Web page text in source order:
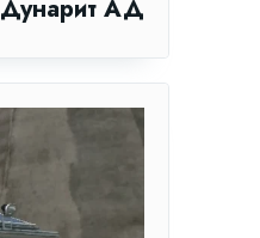
Дунарит АД